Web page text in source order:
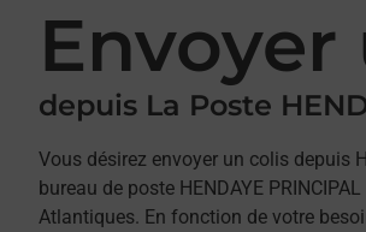
depuis La Poste
Vous désirez envoyer un colis depuis
bureau de poste HENDAYE
Atlantiques. En fonction de votre